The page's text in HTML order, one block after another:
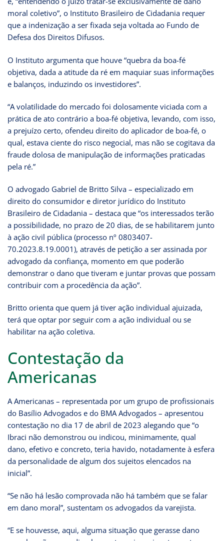
moral coletivo”, o Instituto Brasileiro de Cidadania requer
que a indenização a ser fixada seja voltada ao Fundo de
Defesa dos Direitos Difusos.
O Instituto argumenta que houve “quebra da boa-fé
objetiva, dada a atitude da ré em maquiar suas informações
e balanços, induzindo os investidores”.
“A volatilidade do mercado foi dolosamente viciada com a
prática de ato contrário a boa-fé objetiva, levando, com isso,
a prejuízo certo, ofendeu direito do aplicador de boa-fé, o
qual, estava ciente do risco negocial, mas não se cogitava da
fraude dolosa de manipulação de informações praticadas
pela ré.”
O advogado Gabriel de Britto Silva – especializado em
direito do consumidor e diretor jurídico do Instituto
Brasileiro de Cidadania – destaca que “os interessados terão
a possibilidade, no prazo de 20 dias, de se habilitarem junto
à ação civil pública (processo nº 0803407-
70.2023.8.19.0001), através de petição a ser assinada por
advogado da confiança, momento em que poderão
demonstrar o dano que tiveram e juntar provas que possam
contribuir com a procedência da ação”.
Britto orienta que quem já tiver ação individual ajuizada,
terá que optar por seguir com a ação individual ou se
habilitar na ação coletiva.
Contestação da
Americanas
A Americanas – representada por um grupo de profissionais
do Basílio Advogados e do BMA Advogados – apresentou
contestação no dia 17 de abril de 2023 alegando que “o
Ibraci não demonstrou ou indicou, minimamente, qual
dano, efetivo e concreto, teria havido, notadamente à esfera
da personalidade de algum dos sujeitos elencados na
inicial”.
“Se não há lesão comprovada não há também que se falar
em dano moral”, sustentam os advogados da varejista.
“E se houvesse, aqui, alguma situação que gerasse dano